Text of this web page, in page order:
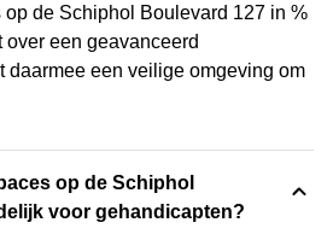
de Schiphol Boulevard 127 in %
een geavanceerd
daarmee een veilige omgeving om
op de Schiphol
voor gehandicapten?